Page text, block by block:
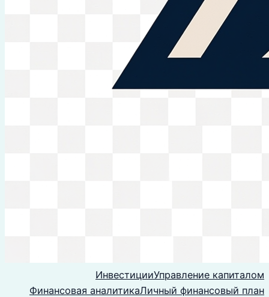
ИнвестицииУправление капиталом
Финансовая аналитикаЛичный финансовый план